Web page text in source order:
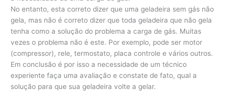
No entanto, esta correto dizer que uma geladeira sem gás não
gela, mas não é correto dizer que toda geladeira que não gela
tenha como a solução do problema a carga de gás. Muitas
vezes o problema não é este. Por exemplo, pode ser motor
(compressor), rele, termostato, placa controle e vários outros.
Em conclusão é por isso a necessidade de um técnico
experiente faça uma avaliação e constate de fato, qual a
solução para que sua geladeira volte a gelar.